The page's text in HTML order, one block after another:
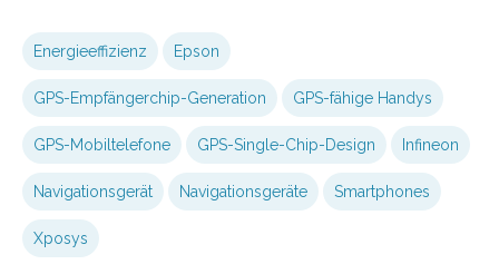
Energieeffizienz Epson
GPS-Empfängerchip-Generation GPS-fähige Handys
GPS-Mobiltelefone GPS-Single-Chip-Design Infineon
Navigationsgerät Navigationsgeräte Smartphones
Xposys